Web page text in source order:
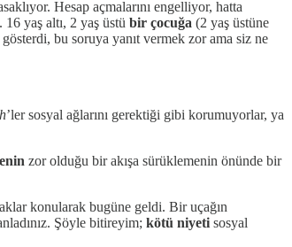
Hesap açmalarını engelliyor, hatta
yaş altı, 2 yaş üstü bir çocuğa (2 yaş üstüne
bu soruya yanıt vermek zor ama siz ne
’ler sosyal ağlarını gerektiği gibi korumuyorlar, ya
zor olduğu bir akışa sürüklemenin önünde bir
konularak bugüne geldi. Bir uçağın
Şöyle bitireyim; kötü niyeti sosyal